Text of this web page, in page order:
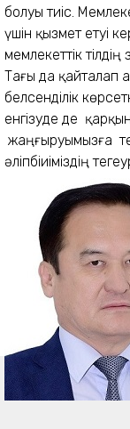
болуы тиіс.
үшін қызмет етуі
мемлекеттік
Тағы да қайталап
белсенділік
енгізуде де
жаңғыруымызға
әліпбіиіміздің